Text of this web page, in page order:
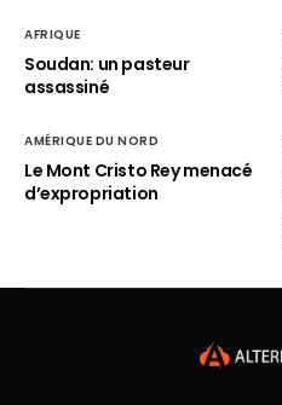
AFRIQUE
Soudan: un pasteur
assassiné
AMÉRIQUE DU NORD
Le Mont Cristo Rey menacé
d’expropriation